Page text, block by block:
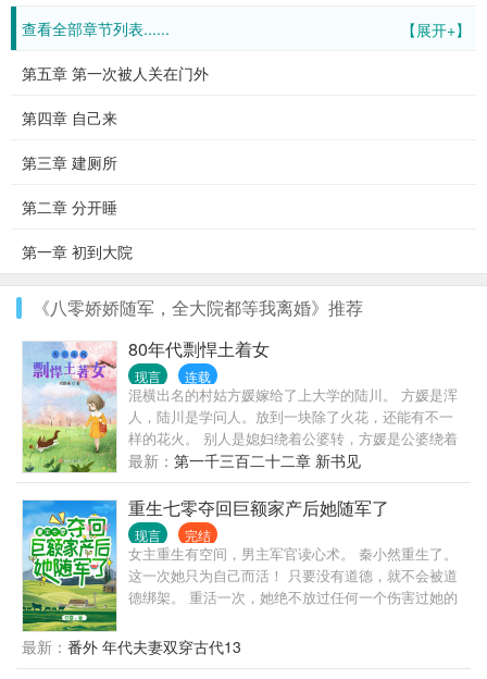
【展开+】
查看全部章节列表......
第五章 第一次被人关在门外
第四章 自己来
第三章 建厕所
第二章 分开睡
第一章 初到大院
《八零娇娇随军，全大院都等我离婚》推荐
80年代剽悍土着女
现言 连载
混横出名的村姑方媛嫁给了上大学的陆川。 方媛是浑
人，陆川是学问人。放到一块除了火花，还能有不一
样的花火。 别人是媳妇绕着公婆转，方媛是公婆绕着
儿媳妇转，带领一家子过的红红火火，同抢了自己前
未婚夫的重生女活成了对照组。
最新： 第一千三百二十二章 新书见
重生七零夺回巨额家产后她随军了
现言 完结
女主重生有空间，男主军官读心术。 秦小然重生了。
这一次她只为自己而活！ 只要没有道德，就不会被道
德绑架。 重活一次，她绝不放过任何一个伤害过她的
走！ 妈妈和祖父留下来的遗产，都是她的，渣爹后妈
想都不要想！离开前把家底全搬空！ 前世继妹让她顶
最新： 番外 年代夫妻双穿古代13